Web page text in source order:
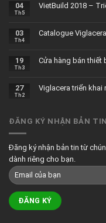
04
Th5
VietBuild 2018 –
03
Th4
Catalogue
19
Th3
Cửa hàng bán thiết
27
Th2
Viglacera triển khai
ĐĂNG KÝ NHẬN BẢN TIN
Đăng ký nhận bản tin từ
dành riêng cho bạn.